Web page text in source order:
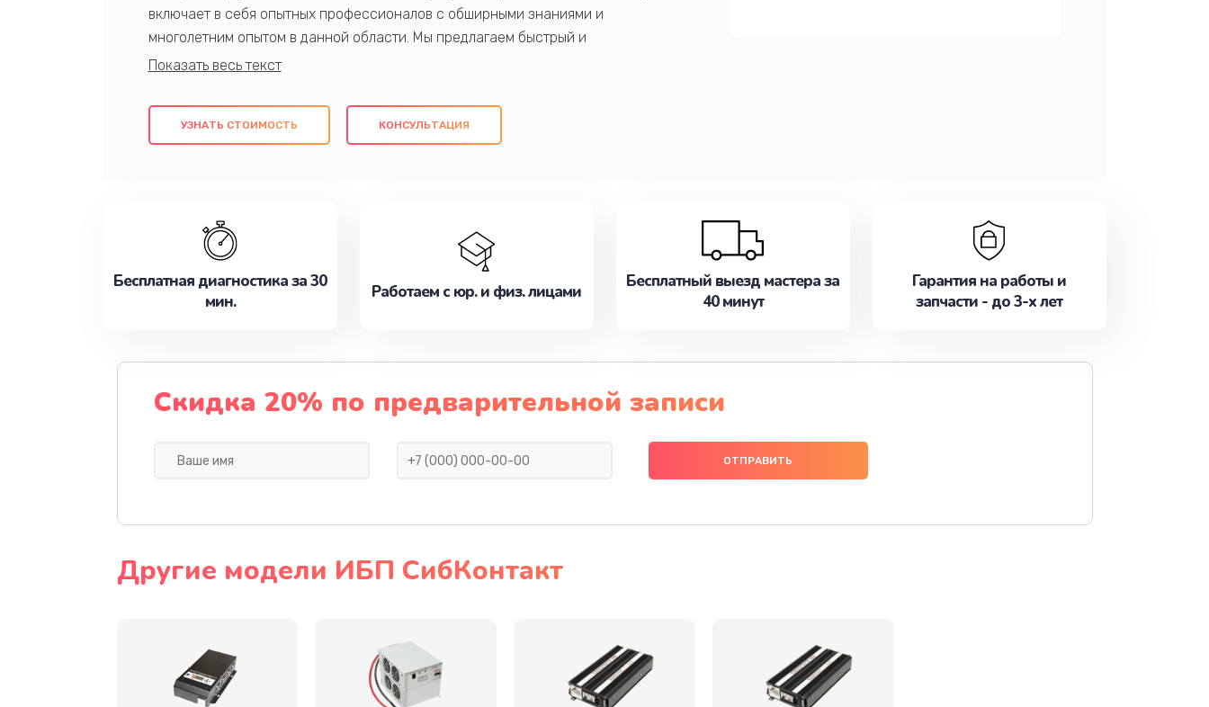
включает в себя опытных профессионалов с обширными знаниями и
многолетним опытом в данной области. Мы предлагаем быстрый и
качественный ремонт с использованием оригинальных компонентов, а также
клиентам надежное и профессиональное обслуживание, удовлетворяя их
потребности наилучшим образом. Не медлите записаться на ремонт уже
УЗНАТЬ СТОИМОСТЬ КОНСУЛЬТАЦИЯ
Бесплатная диагностика за 30
мин.
Работаем с юр. и физ. лицами
Бесплатный выезд мастера за
40 минут
Гарантия на работы и
запчасти - до 3-х лет
Скидка 20% по предварительной записи
Другие модели ИБП СибКонтакт